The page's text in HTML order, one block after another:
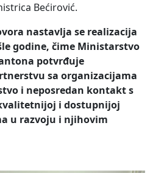
Bećirović.
nastavlja se realizacija
godine, čime Ministarstvo
potvrđuje
sa organizacijama
i neposredan kontakt s
i dostupnijoj
u razvoju i njihovim